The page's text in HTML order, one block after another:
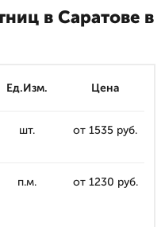
в Саратове в
Ед.Изм. Цена
шт. от 1535 руб.
п.м. от 1230 руб.